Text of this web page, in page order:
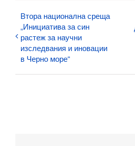
Втора национална среща
„Инициатива за син
растеж за научни
изследвания и иновации
в Черно море“